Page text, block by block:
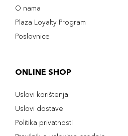
O nama
Plaza Loyalty Program
Poslovnice
ONLINE SHOP
Uslovi korištenja
Uslovi dostave
Politika privatnosti